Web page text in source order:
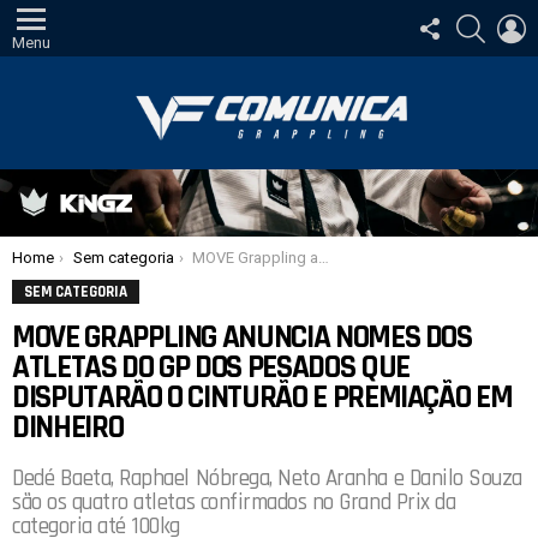
Menu
SIGA-
NOS
Você está aqui:
Home Sem categoria MOVE Grappling anuncia nomes dos atletas do GP dos pesados que disputarão o cinturão e premiação em dinheiro
SEM CATEGORIA
MOVE GRAPPLING ANUNCIA NOMES DOS
ATLETAS DO GP DOS PESADOS QUE
DISPUTARÃO O CINTURÃO E PREMIAÇÃO EM
DINHEIRO
Dedé Baeta, Raphael Nóbrega, Neto Aranha e Danilo Souza
são os quatro atletas confirmados no Grand Prix da
categoria até 100kg